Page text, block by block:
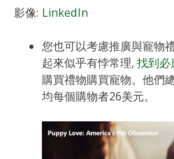
影像: LinkedIn
您也可以考慮推廣與寵物
起來似乎有悖常理, 找到必
購買禮物購買寵物。他們
均每個購物者26美元。